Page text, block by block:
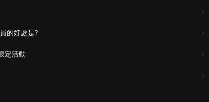
的好處是?
定活動